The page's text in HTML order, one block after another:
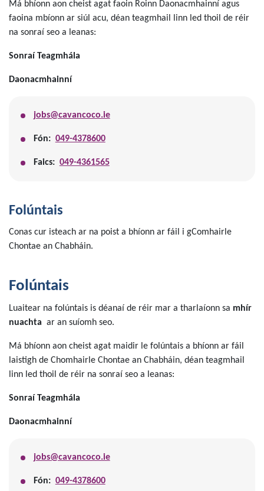
Má bhíonn aon cheist agat faoin Roinn Daonacmhainní agus
faoina mbíonn ar siúl acu, déan teagmhail linn led thoil de réir
na sonraí seo a leanas:
Sonraí Teagmhála
Daonacmhainní
jobs@cavancoco.ie
Fón: 049-4378600
Faics: 049-4361565
Folúntais
Conas cur isteach ar na poist a bhíonn ar fáil i gComhairle
Chontae an Chabháin.
Folúntais
Luaitear na folúntais is déanaí de réir mar a tharlaíonn sa mhír
nuachta ar an suíomh seo.
Má bhíonn aon cheist agat maidir le folúntais a bhíonn ar fáil
laistigh de Chomhairle Chontae an Chabháin, déan teagmhail
linn led thoil de réir na sonraí seo a leanas:
Sonraí Teagmhála
Daonacmhainní
jobs@cavancoco.ie
Fón: 049-4378600